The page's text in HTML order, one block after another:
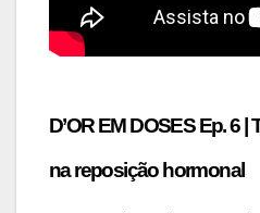
D’OR EM DOSES Ep. 6
na reposição hormonal